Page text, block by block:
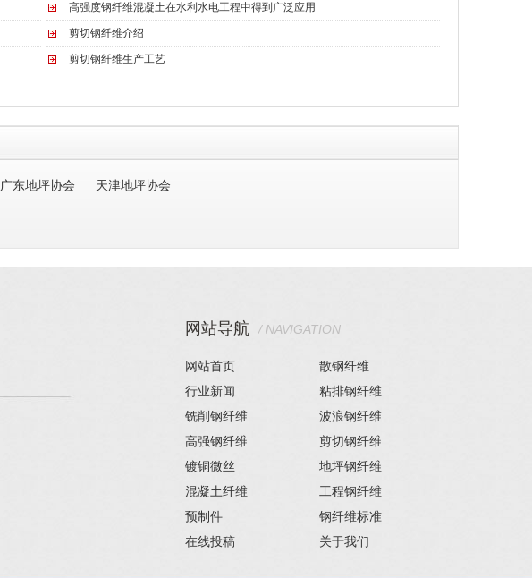
高强度钢纤维混凝土在水利水电工程中得到广泛应用
剪切钢纤维介绍
剪切钢纤维生产工艺
广东地坪协会 天津地坪协会
网站导航 / NAVIGATION
网站首页
散钢纤维
行业新闻
粘排钢纤维
铣削钢纤维
波浪钢纤维
高强钢纤维
剪切钢纤维
镀铜微丝
地坪钢纤维
混凝土纤维
工程钢纤维
预制件
钢纤维标准
在线投稿
关于我们